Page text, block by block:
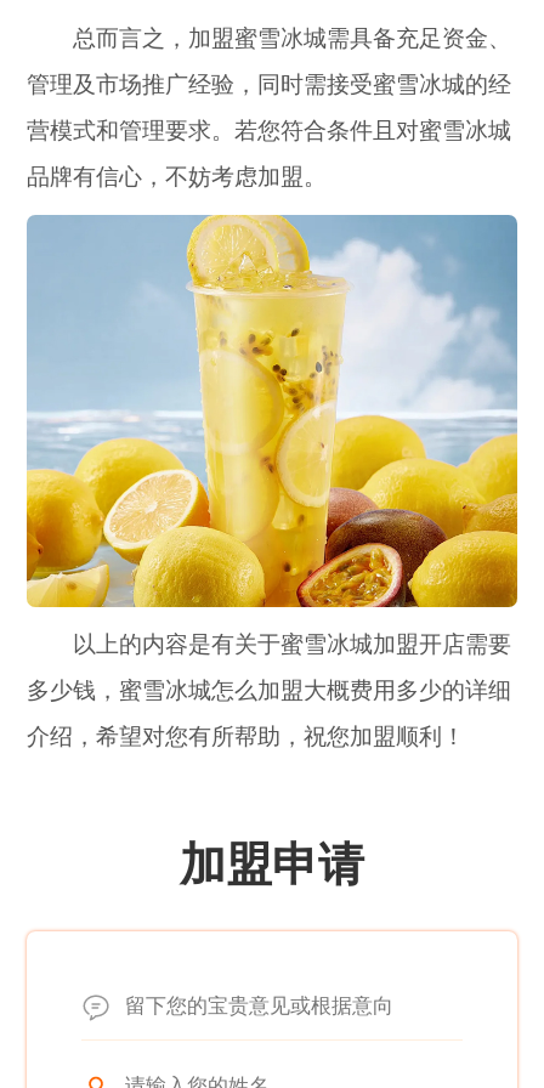
总而言之，加盟蜜雪冰城需具备充足资金、
管理及市场推广经验，同时需接受蜜雪冰城的经
营模式和管理要求。若您符合条件且对蜜雪冰城
品牌有信心，不妨考虑加盟。
以上的内容是有关于蜜雪冰城加盟开店需要
多少钱，蜜雪冰城怎么加盟大概费用多少的详细
介绍，希望对您有所帮助，祝您加盟顺利！
加盟申请